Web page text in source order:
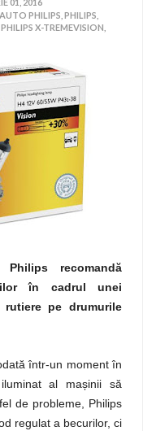
PHILIPS, PHILIPS,
PHILIPS X-TREMEVISION,
recomandă
în cadrul unei
pe drumurile
într-un moment în
al mașinii să
de probleme, Philips
regulat a becurilor, ci